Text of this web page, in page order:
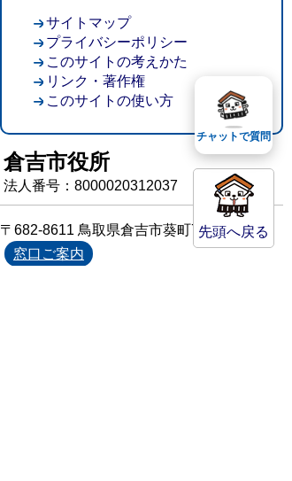
先頭へ戻る
サイトマップ
プライバシーポリシー
このサイトの考えかた
リンク・著作権
このサイトの使い方
倉吉市役所
法人番号：8000020312037
〒682-8611 鳥取県倉吉市葵町722
窓口ご案内
チャットで質問